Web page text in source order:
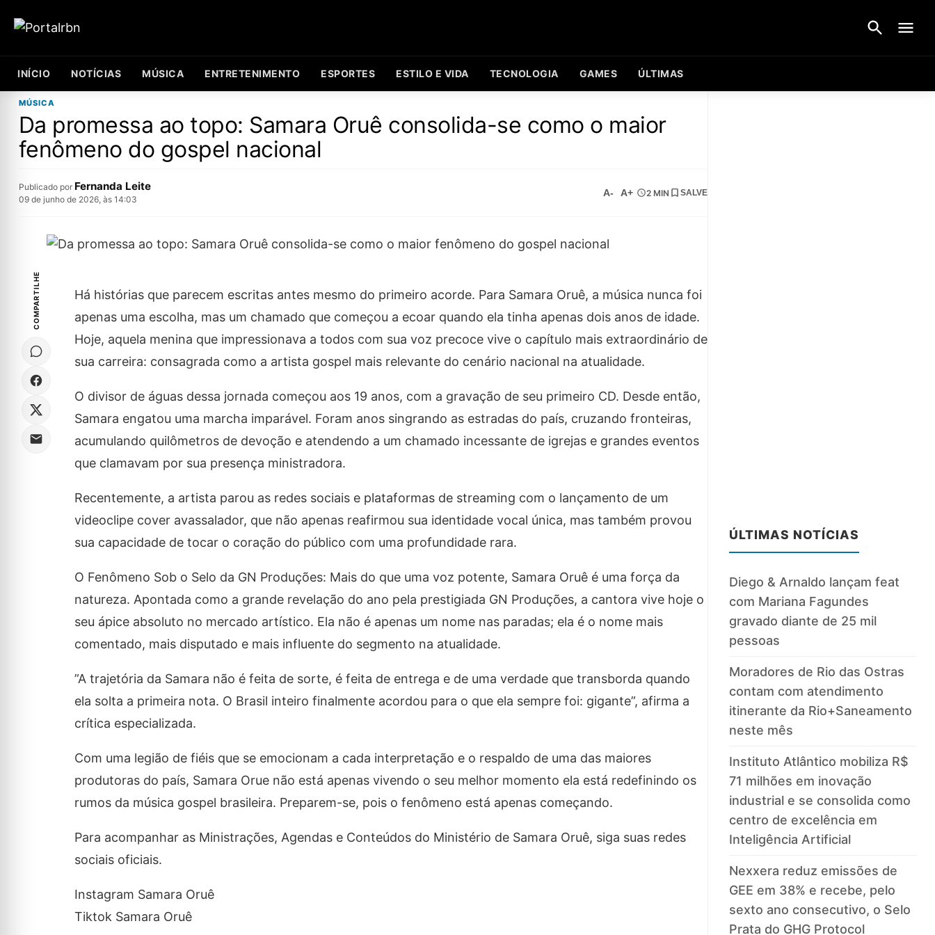
INÍCIO NOTÍCIAS MÚSICA ENTRETENIMENTO ESPORTES ESTILO E VIDA TECNOLOGIA GAMES ÚLTIMAS
MÚSICA
Da promessa ao topo: Samara Oruê consolida-se como o maior
fenômeno do gospel nacional
Publicado por Fernanda Leite
09 de junho de 2026, às 14:03
A- A+ 2 MIN SALVE
COMPARTILHE
​Há histórias que parecem escritas antes mesmo do primeiro acorde. Para Samara Oruê, a música nunca foi
apenas uma escolha, mas um chamado que começou a ecoar quando ela tinha apenas dois anos de idade.
Hoje, aquela menina que impressionava a todos com sua voz precoce vive o capítulo mais extraordinário de
sua carreira: consagrada como a artista gospel mais relevante do cenário nacional na atualidade.
​O divisor de águas dessa jornada começou aos 19 anos, com a gravação de seu primeiro CD. Desde então,
Samara engatou uma marcha imparável. Foram anos singrando as estradas do país, cruzando fronteiras,
acumulando quilômetros de devoção e atendendo a um chamado incessante de igrejas e grandes eventos
que clamavam por sua presença ministradora.
​Recentemente, a artista parou as redes sociais e plataformas de streaming com o lançamento de um
videoclipe cover avassalador, que não apenas reafirmou sua identidade vocal única, mas também provou
sua capacidade de tocar o coração do público com uma profundidade rara.
O Fenômeno Sob o Selo da GN Produções: Mais do que uma voz potente, Samara Oruê é uma força da
natureza. Apontada como a grande revelação do ano pela prestigiada GN Produções, a cantora vive hoje o
seu ápice absoluto no mercado artístico. Ela não é apenas um nome nas paradas; ela é o nome mais
comentado, mais disputado e mais influente do segmento na atualidade.
​”A trajetória da Samara não é feita de sorte, é feita de entrega e de uma verdade que transborda quando
ela solta a primeira nota. O Brasil inteiro finalmente acordou para o que ela sempre foi: gigante”, afirma a
crítica especializada.
​Com uma legião de fiéis que se emocionam a cada interpretação e o respaldo de uma das maiores
produtoras do país, Samara Orue não está apenas vivendo o seu melhor momento ela está redefinindo os
rumos da música gospel brasileira. Preparem-se, pois o fenômeno está apenas começando.
Para acompanhar as Ministrações, Agendas e Conteúdos do Ministério de Samara Oruê, siga suas redes
sociais oficiais.
Instagram Samara Oruê
Tiktok Samara Oruê
ÚLTIMAS NOTÍCIAS
Diego & Arnaldo lançam feat
com Mariana Fagundes
gravado diante de 25 mil
pessoas
Moradores de Rio das Ostras
contam com atendimento
itinerante da Rio+Saneamento
neste mês
Instituto Atlântico mobiliza R$
71 milhões em inovação
industrial e se consolida como
centro de excelência em
Inteligência Artificial
Nexxera reduz emissões de
GEE em 38% e recebe, pelo
sexto ano consecutivo, o Selo
Prata do GHG Protocol